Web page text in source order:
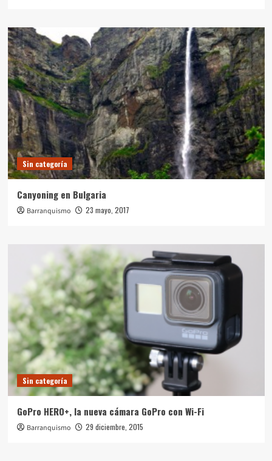
Sin categoría
Canyoning en Bulgaria
Barranquismo 23 mayo, 2017
Sin categoría
GoPro HERO+, la nueva cámara GoPro con Wi-Fi
Barranquismo 29 diciembre, 2015